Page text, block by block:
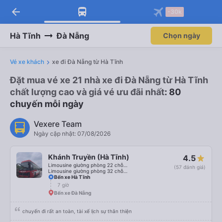
arrow_back -30k
Hà Tĩnh Đà Nẵng Chọn ngày
Vé xe khách xe đi Đà Nẵng từ Hà Tĩnh
Đặt mua vé xe 21 nhà xe đi Đà Nẵng từ Hà Tĩnh
chất lượng cao và giá vé ưu đãi nhất: 80
chuyến mỗi ngày
Vexere Team
Ngày cập nhật: 07/08/2026
Khánh Truyền (Hà Tĩnh) 4.5
(57 đánh giá)
Bến xe Hà Tĩnh
7 giờ
Bến xe Đà Nẵng
chuyến đi rất an toàn, tài xế lịch sự thân thiện